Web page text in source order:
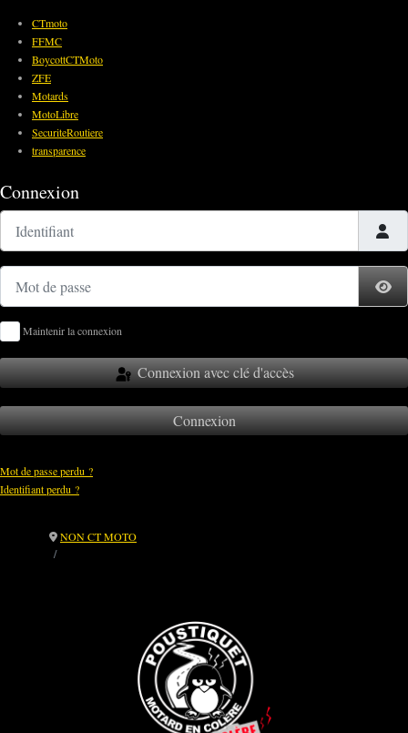
CTmoto
FFMC
BoycottCTMoto
ZFE
Motards
MotoLibre
SecuriteRoutiere
transparence
Connexion
Identifiant
Mot de passe
Maintenir la connexion
Connexion avec clé d'accès
Connexion
Mot de passe perdu ?
Identifiant perdu ?
NON CT MOTO